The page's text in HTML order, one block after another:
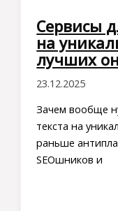
Сервисы
на
лучших
23.12.2025
Зачем вообще
текста на
раньше
SEOшников и